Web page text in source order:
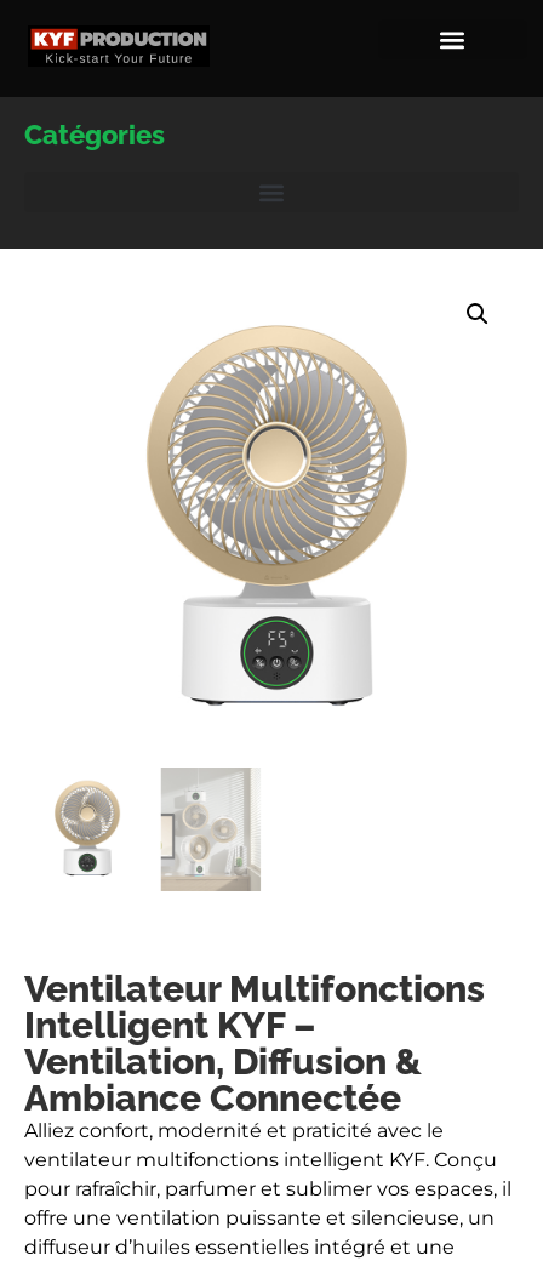
Catégories
Ventilateur Multifonctions
Intelligent KYF –
Ventilation, Diffusion &
Ambiance Connectée
Alliez confort, modernité et praticité avec le
ventilateur multifonctions intelligent KYF. Conçu
pour rafraîchir, parfumer et sublimer vos espaces, il
offre une ventilation puissante et silencieuse, un
diffuseur d’huiles essentielles intégré et une